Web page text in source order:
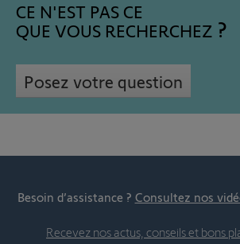
CE N'EST PAS CE
QUE VOUS RECHERCHEZ
Posez votre question
Besoin d’assistance ? Consultez nos
Recevez nos actus, conseils et bons